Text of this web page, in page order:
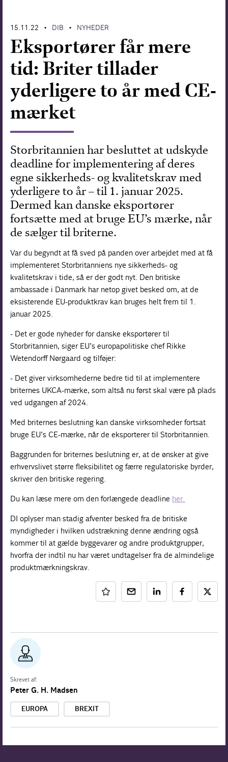
15.11.22 • DIB • NYHEDER
Eksportører får mere
tid: Briter tillader
yderligere to år med CE-
mærket
Storbritannien har besluttet at udskyde
deadline for implementering af deres
egne sikkerheds- og kvalitetskrav med
yderligere to år – til 1. januar 2025.
Dermed kan danske eksportører
fortsætte med at bruge EU’s mærke, når
de sælger til briterne.
Var du begyndt at få sved på panden over arbejdet med at få
implementeret Storbritanniens nye sikkerheds- og
kvalitetskrav i tide, så er der godt nyt. Den britiske
ambassade i Danmark har netop givet besked om, at de
eksisterende EU-produktkrav kan bruges helt frem til 1.
januar 2025.
- Det er gode nyheder for danske eksportører til
Storbritannien, siger EU’s europapolitiske chef Rikke
Wetendorff Nørgaard og tilføjer:
- Det giver virksomhederne bedre tid til at implementere
briternes UKCA-mærke, som altså nu først skal være på plads
ved udgangen af 2024.
Med briternes beslutning kan danske virksomheder fortsat
bruge EU’s CE-mærke, når de eksporterer til Storbritannien.
Baggrunden for briternes beslutning er, at de ønsker at give
erhvervslivet større fleksibilitet og færre regulatoriske byrder,
skriver den britiske regering.
Du kan læse mere om den forlængede deadline her.
DI oplyser man stadig afventer besked fra de britiske
myndigheder i hvilken udstrækning denne ændring også
kommer til at gælde byggevarer og andre produktgrupper,
hvorfra der indtil nu har været undtagelser fra de almindelige
produktmærkningskrav.
Skrevet af:
Peter G. H. Madsen
EUROPA BREXIT